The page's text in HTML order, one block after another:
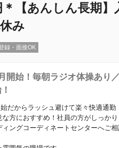
【あんしん長期】
み
録・面接OK
開始！毎朝ラジオ体操あり
だからラッシュ避けて楽々快適通
な方におすすめ！社員の方がしっか
ィングコーディネートセンターへご